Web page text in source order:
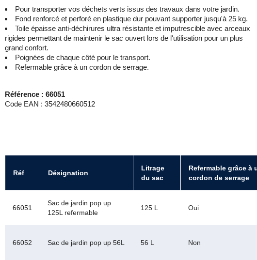
Pour transporter vos déchets verts issus des travaux dans votre jardin.
Fond renforcé et perforé en plastique dur pouvant supporter jusqu'à 25 kg.
Toile épaisse anti-déchirures ultra résistante et imputrescible avec arceaux
rigides permettant de maintenir le sac ouvert lors de l'utilisation pour un plus
grand confort.
Poignées de chaque côté pour le transport.
Refermable grâce à un cordon de serrage.
Référence : 66051
Code EAN : 3542480660512
Réf Désignation
Litrage
du sac
Refermable grâce à
cordon de serrage
66051
Sac de jardin pop up
125L refermable
125 L Oui
66052 Sac de jardin pop up 56L 56 L Non